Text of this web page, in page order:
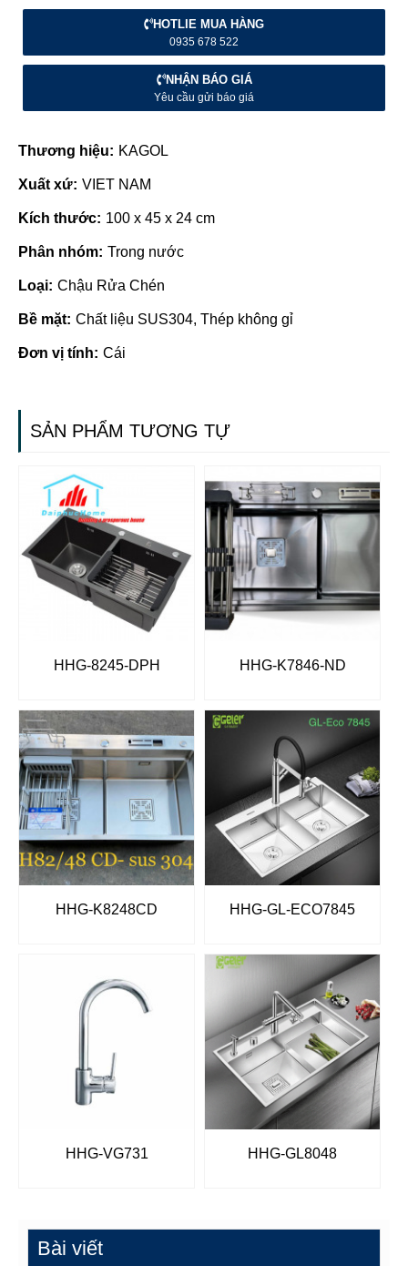
HOTLIE MUA HÀNG
0935 678 522
NHẬN BÁO GIÁ
Yêu cầu gửi báo giá
Thương hiệu: KAGOL
Xuất xứ: VIET NAM
Kích thước: 100 x 45 x 24 cm
Phân nhóm: Trong nước
Loại: Chậu Rửa Chén
Bề mặt: Chất liệu SUS304, Thép không gỉ
Đơn vị tính: Cái
SẢN PHẨM TƯƠNG TỰ
HHG-8245-DPH HHG-K7846-ND
HHG-K8248CD HHG-GL-ECO7845
HHG-VG731 HHG-GL8048
Bài viết